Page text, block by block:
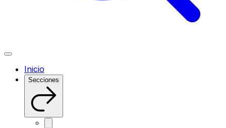
Inicio
Secciones